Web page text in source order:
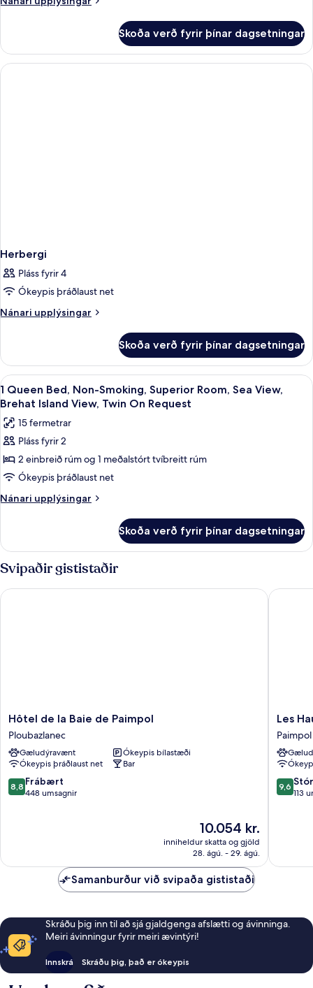
(Twin
Non-
Comfort
Queen
Bed,
Non-
Skoða verð fyrir þínar dagsetningar
Herbergi
Pláss fyrir 4
Ókeypis þráðlaust net
Nánari upplýsingar
Nánari
Skoða verð fyrir þínar dagsetningar
Skoða
allar
myndir
fyrir
1
Queen
Bed,
Non-
Room,
View,
Brehat
Rúmföt af bestu gerð, rúm með
2
1 Queen Bed, Non-Smoking, Superior Room, Sea View,
Brehat Island View, Twin On Request
15 fermetrar
Pláss fyrir 2
2 einbreið rúm og 1 meðalstórt tvíbreitt rúm
Ókeypis þráðlaust net
Nánari upplýsingar
Nánari
Queen
Non-
Superior
Skoða verð fyrir þínar dagsetningar
Svipaðir gististaðir
Hôtel
de
la
Baie
de
Paimpol
Ploubazlanec
Hôtel de la Baie de Paimpol
Ploubazlanec
Gæludýravænt
Ókeypis bílastæði
Ókeypis þráðlaust net
Bar
8.8
af
8,8 Frábært
448 umsagnir
Verðið
er
10.054 kr.
10.054 kr.
inniheldur skatta og gjöld
28. ágú. - 29. ágú.
Hôtel de la Baie de Paimpol
Les
Hauts
de
Kerano
Paimpol
Les
Paimpol
9.6
af
9,6
113
Les
Samanburður við svipaða gististaði
Skráðu þig inn til að sjá gjaldgenga afslætti og ávinninga.
Meiri ávinningur fyrir meiri ævintýri!
Innskrá Skráðu þig, það er ókeypis